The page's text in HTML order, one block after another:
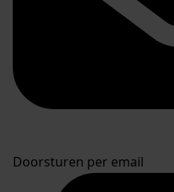
Doorsturen per email